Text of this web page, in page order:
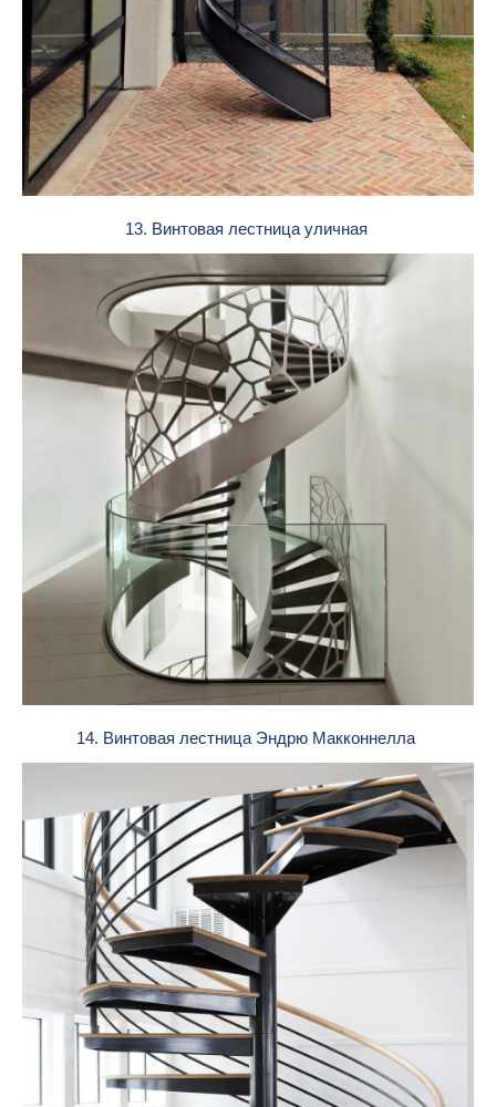
13. Винтовая лестница уличная
14. Винтовая лестница Эндрю Макконнелла